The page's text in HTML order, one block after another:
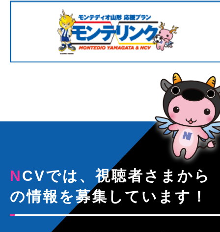
NCVでは、視聴者さまから
の情報を募集しています！